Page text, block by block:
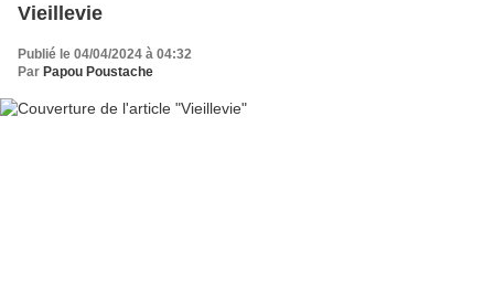
Vieillevie
Publié le 04/04/2024 à 04:32
Par Papou Poustache